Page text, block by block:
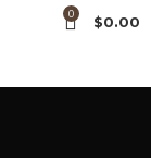
0 $0.00